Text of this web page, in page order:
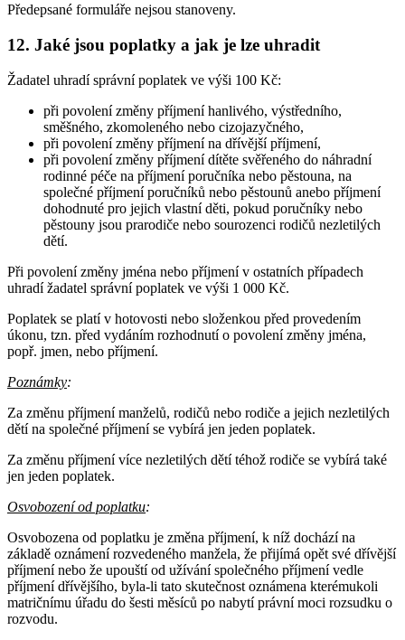
Předepsané formuláře nejsou stanoveny.
12. Jaké jsou poplatky a jak je lze uhradit
Žadatel uhradí správní poplatek ve výši 100 Kč:
při povolení změny příjmení hanlivého, výstředního,
směšného, zkomoleného nebo cizojazyčného,
při povolení změny příjmení na dřívější příjmení,
při povolení změny příjmení dítěte svěřeného do náhradní
rodinné péče na příjmení poručníka nebo pěstouna, na
společné příjmení poručníků nebo pěstounů anebo příjmení
dohodnuté pro jejich vlastní děti, pokud poručníky nebo
pěstouny jsou prarodiče nebo sourozenci rodičů nezletilých
dětí.
Při povolení změny jména nebo příjmení v ostatních případech
uhradí žadatel správní poplatek ve výši 1 000 Kč.
Poplatek se platí v hotovosti nebo složenkou před provedením
úkonu, tzn. před vydáním rozhodnutí o povolení změny jména,
popř. jmen, nebo příjmení.
Poznámky:
Za změnu příjmení manželů, rodičů nebo rodiče a jejich nezletilých
dětí na společné příjmení se vybírá jen jeden poplatek.
Za změnu příjmení více nezletilých dětí téhož rodiče se vybírá také
jen jeden poplatek.
Osvobození od poplatku:
Osvobozena od poplatku je změna příjmení, k níž dochází na
základě oznámení rozvedeného manžela, že přijímá opět své dřívější
příjmení nebo že upouští od užívání společného příjmení vedle
příjmení dřívějšího, byla-li tato skutečnost oznámena kterémukoli
matričnímu úřadu do šesti měsíců po nabytí právní moci rozsudku o
rozvodu.